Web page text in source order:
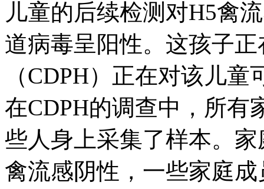
儿童的后续检测对H5禽
道病毒呈阳性。这孩子
（CDPH）正在对该儿
在CDPH的调查中，所有
些人身上采集了样本。
禽流感阴性，一些家庭